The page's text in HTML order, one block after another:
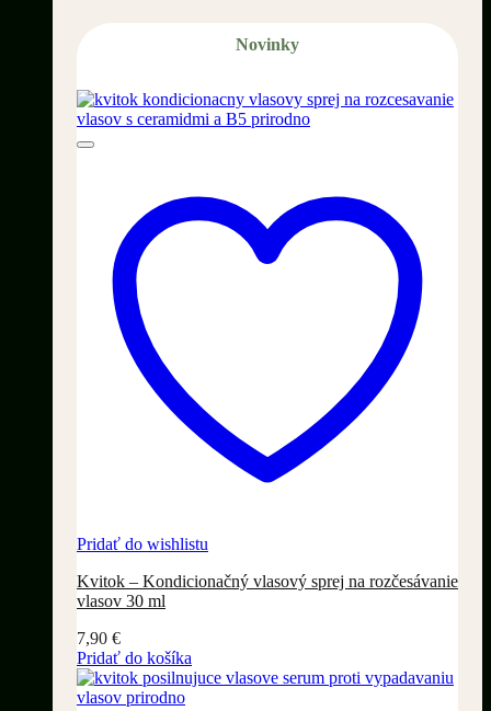
Novinky
Pridať do wishlistu
Kvitok – Kondicionačný vlasový sprej na rozčesávanie
vlasov 30 ml
7,90 €
Pridať do košíka